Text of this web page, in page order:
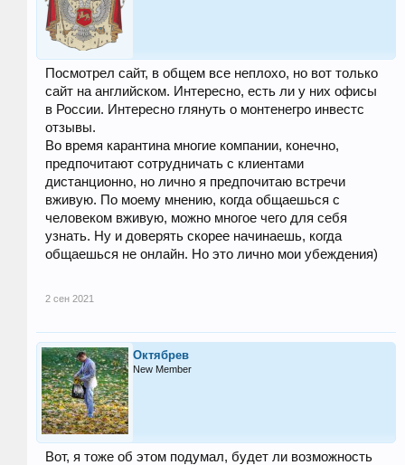
Посмотрел сайт, в общем все неплохо, но вот только
сайт на английском. Интересно, есть ли у них офисы
в России. Интересно глянуть о монтенегро инвестс
отзывы.
Во время карантина многие компании, конечно,
предпочитают сотрудничать с клиентами
дистанционно, но лично я предпочитаю встречи
вживую. По моему мнению, когда общаешься с
человеком вживую, можно многое чего для себя
узнать. Ну и доверять скорее начинаешь, когда
общаешься не онлайн. Но это лично мои убеждения)
2 сен 2021
Октябрев
New Member
Вот, я тоже об этом подумал, будет ли возможность